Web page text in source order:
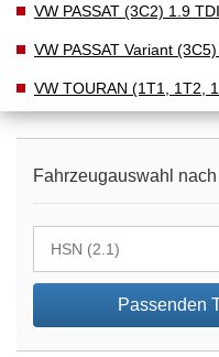
VW PASSAT (3C2) 1.9 TDI
VW PASSAT Variant
VW TOURAN (1T1, 1T2,
Fahrzeugauswahl
Passenden